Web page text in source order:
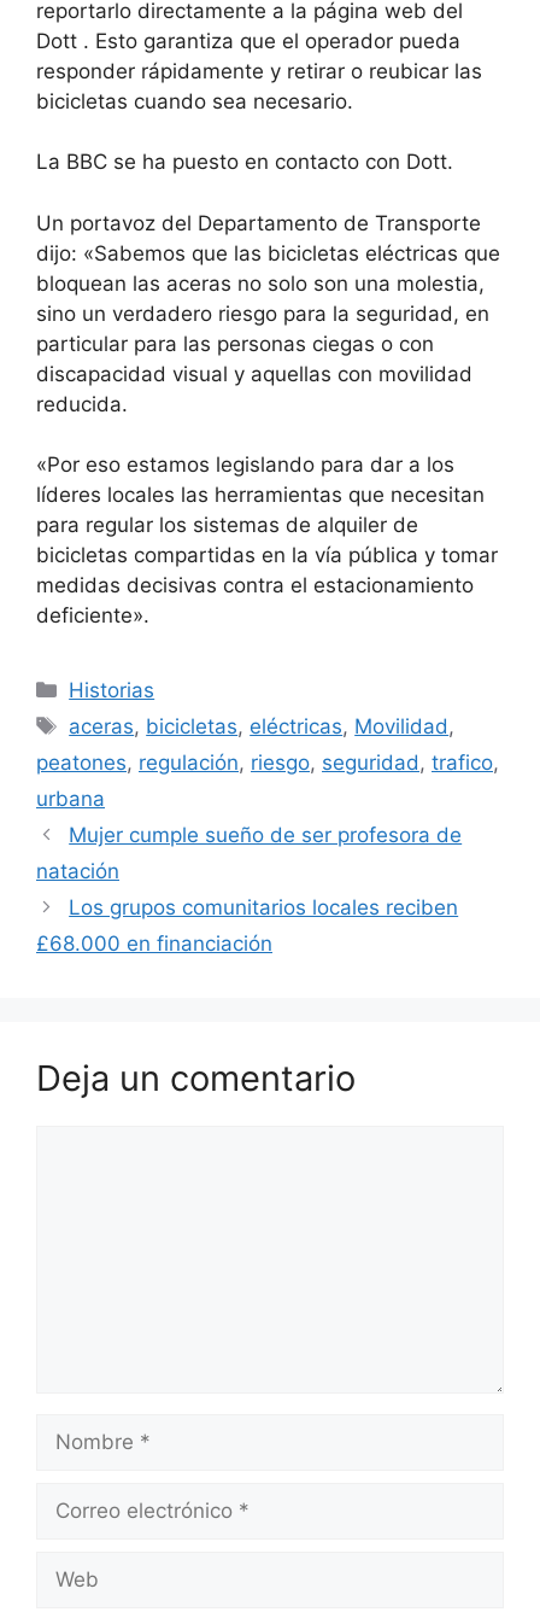
reportarlo directamente a la página web del
Dott . Esto garantiza que el operador pueda
responder rápidamente y retirar o reubicar las
bicicletas cuando sea necesario.
La BBC se ha puesto en contacto con Dott.
Un portavoz del Departamento de Transporte
dijo: «Sabemos que las bicicletas eléctricas que
bloquean las aceras no solo son una molestia,
sino un verdadero riesgo para la seguridad, en
particular para las personas ciegas o con
discapacidad visual y aquellas con movilidad
reducida.
«Por eso estamos legislando para dar a los
líderes locales las herramientas que necesitan
para regular los sistemas de alquiler de
bicicletas compartidas en la vía pública y tomar
medidas decisivas contra el estacionamiento
deficiente».
Categorías
Historias
Etiquetas
aceras, bicicletas, eléctricas, Movilidad,
peatones, regulación, riesgo, seguridad, trafico,
urbana
Mujer cumple sueño de ser profesora de
natación
Los grupos comunitarios locales reciben
£68.000 en financiación
Deja un comentario
Nombre
Correo
Web